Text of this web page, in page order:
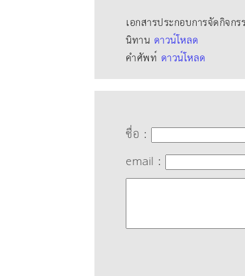
เอกสารประกอบการจัดกิจกร
นิทาน ดาวน์โหลด
คำศัพท์ ดาวน์โหลด
ชื่อ :
email :